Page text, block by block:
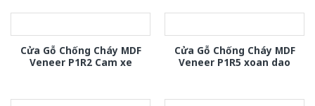
Cửa Gỗ Chống Cháy MDF
Veneer P1R2 Cam xe
Cửa Gỗ Chống Cháy MDF
Veneer P1R5 xoan dao